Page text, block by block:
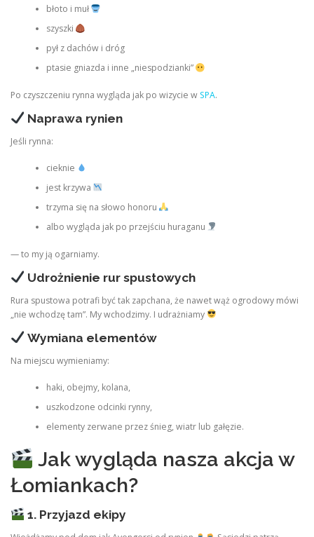
błoto i muł
szyszki
pył z dachów i dróg
ptasie gniazda i inne „niespodzianki”
Po czyszczeniu rynna wygląda jak po wizycie w SPA.
Naprawa rynien
Jeśli rynna:
cieknie
jest krzywa
trzyma się na słowo honoru
albo wygląda jak po przejściu huraganu
— to my ją ogarniamy.
Udrożnienie rur spustowych
Rura spustowa potrafi być tak zapchana, że nawet wąż ogrodowy mówi
„nie wchodzę tam”. My wchodzimy. I udrażniamy
Wymiana elementów
Na miejscu wymieniamy:
haki, obejmy, kolana,
uszkodzone odcinki rynny,
elementy zerwane przez śnieg, wiatr lub gałęzie.
Jak wygląda nasza akcja w
Łomiankach?
1. Przyjazd ekipy